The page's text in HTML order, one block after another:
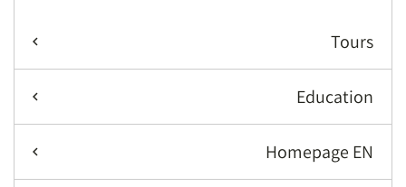
Tours
Education
Homepage EN